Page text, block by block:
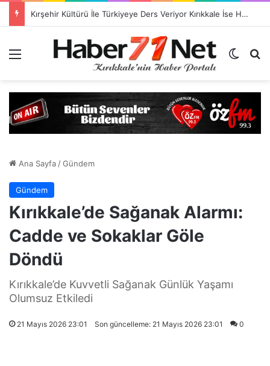
TSO Başkan Adayı Emrah Doğan’dan EXPOKALE Vizyonu
Dış
Ana Sayfa/Gündem
Gündem
Kırıkkale’de Sağanak Alarmı:
Cadde ve Sokaklar Göle
Döndü
Kırıkkale’de Kuvvetli Sağanak Günlük Yaşamı
Olumsuz Etkiledi
21 Mayıs 2026 23:01 Son güncelleme: 21 Mayıs 2026 23:01 0